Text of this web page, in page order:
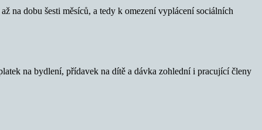
na dobu šesti měsíců, a tedy k omezení vyplácení sociálních
na bydlení, přídavek na dítě a dávka zohlední i pracující členy